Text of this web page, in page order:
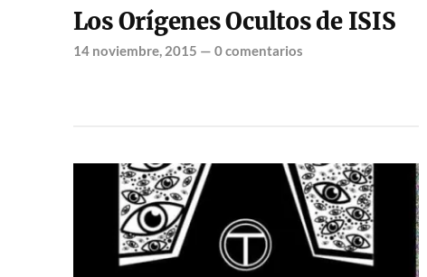
Los Orígenes Ocultos de ISIS
14 noviembre, 2015 — 0 comentarios